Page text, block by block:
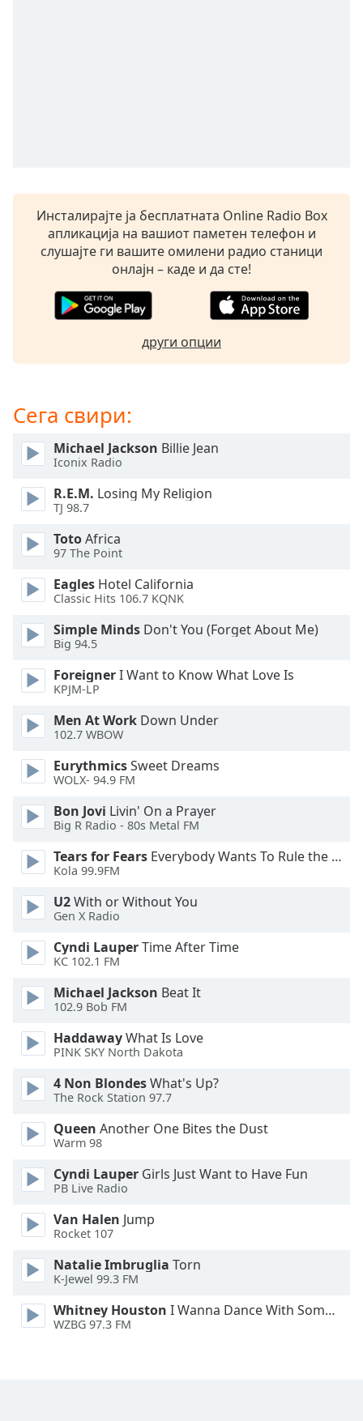
descriptions
,
selected
subtitles
subtitles
subtitles
selected
Audio
Track
in-
Picture
modal
Beginning
dialog
Escape
cancel
window.
Background
Color
Area
Background
Opacity
Font
Инсталирајте ја бесплатната Online Radio Box
апликација на вашиот паметен телефон и
слушајте ги вашите омилени радио станици
онлајн – каде и да сте!
други опции
Сега свири:
Michael Jackson Billie Jean
Iconix Radio
R.E.M. Losing My Religion
TJ 98.7
TotoAfrica
97 The Point
Eagles Hotel California
Classic Hits 106.7 KQNK
Simple Minds Don't You (Forget About Me)
Big 94.5
ForeignerI Want to Know What Love Is
KPJM-LP
Men At Work Down Under
102.7 WBOW
EurythmicsSweet Dreams
WOLX- 94.9 FM
Bon Jovi Livin' On a Prayer
Big R Radio - 80s Metal FM
Tears for Fears Everybody Wants To Rule the World
Kola 99.9FM
U2With or Without You
Gen X Radio
Cyndi LauperTime After Time
KC 102.1 FM
Michael Jackson Beat It
102.9 Bob FM
HaddawayWhat Is Love
PINK SKY North Dakota
4 Non BlondesWhat's Up?
The Rock Station 97.7
Queen Another One Bites the Dust
Warm 98
Cyndi Lauper Girls Just Want to Have Fun
PB Live Radio
Van Halen Jump
Rocket 107
Natalie Imbruglia Torn
K-Jewel 99.3 FM
Whitney Houston I Wanna Dance With Somebody
WZBG 97.3 FM